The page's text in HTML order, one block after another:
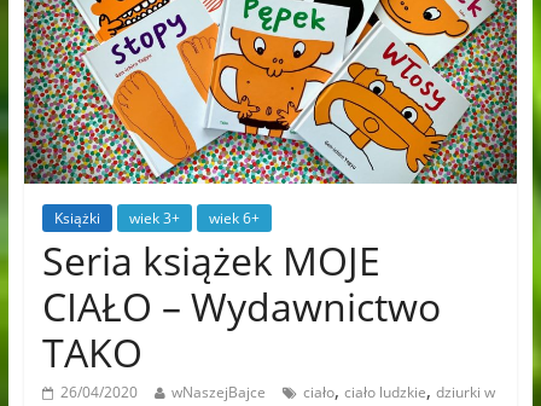
Książki wiek 3+ wiek 6+
Seria książek MOJE
CIAŁO – Wydawnictwo
TAKO
26/04/2020 wNaszejBajce ciało, ciało ludzkie, dziurki w